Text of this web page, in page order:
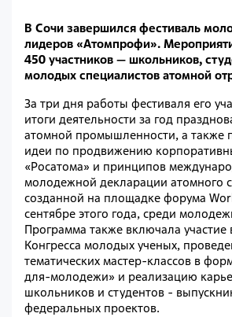
В Сочи завершился фестиваль
лидеров «Атомпрофи».
450 участников — школьников,
молодых специалистов атомной
За три дня работы фестиваля его
итоги деятельности за год
атомной промышленности, а также
идеи по продвижению
«Росатома» и принципов
молодежной декларации атомного
созданной на площадке форума
сентябре этого года, среди
Программа также включала участие
Конгресса молодых ученых,
тематических мастер-классов в
для-молодежи» и реализацию
школьников и студентов -
федеральных проектов.